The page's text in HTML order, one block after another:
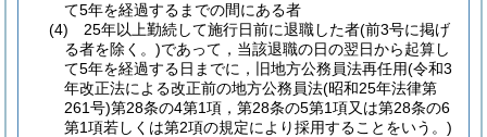
て5年を経過するまでの間にある者
(4)
25年以上勤続して施行日前に退職した者(前3号に掲げ
る者を除く。)であって，当該退職の日の翌日から起算し
て5年を経過する日までに，旧地方公務員法再任用(令和3
年改正法による改正前の地方公務員法(昭和25年法律第
261号)第28条の4第1項，第28条の5第1項又は第28条の6
第1項若しくは第2項の規定により採用することをいう。)